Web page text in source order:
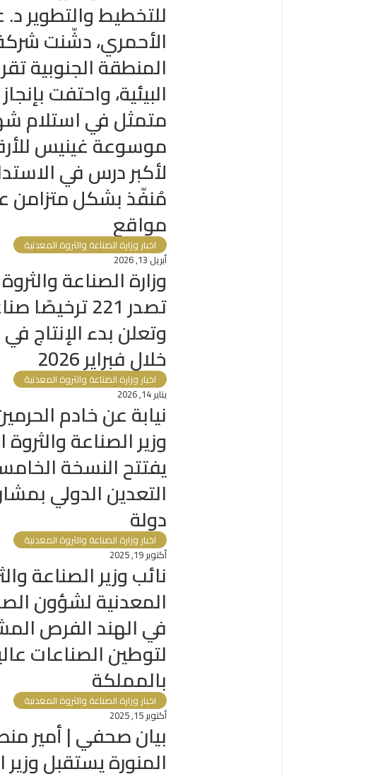
للتخطيط والتطوير د.
الأحمري، دشّنت
المنطقة الجنوبية
البيئية، واحتفت
متمثل في استلام
موسوعة غينيس
لأكبر درس في
مُنفّذ بشكل متزامن
مواقع
اخبار وزارة الصناعة والثروة المعدنية
أبريل 13, 2026
وزارة الصناعة
تصدر 221
خلال فبراير 2026
اخبار وزارة الصناعة والثروة المعدنية
يناير 14, 2026
نيابة عن خادم
وزير الصناعة
يفتتح النسخة
دولة
اخبار وزارة الصناعة والثروة المعدنية
أكتوبر 19, 2025
نائب وزير الصناعة
المعدنية لشؤون
في الهند الفرص
لتوطين الصناعات
بالمملكة
اخبار وزارة الصناعة والثروة المعدنية
أكتوبر 15, 2025
بيان صحفي | أمير
المنورة يستقبل وزير